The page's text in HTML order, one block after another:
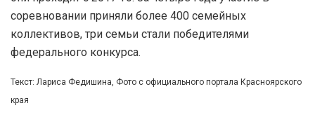
соревновании приняли более 400 семейных
коллективов, три семьи стали победителями
федерального конкурса.
Текст: Лариса Федишина, Фото с официального портала Красноярского
края